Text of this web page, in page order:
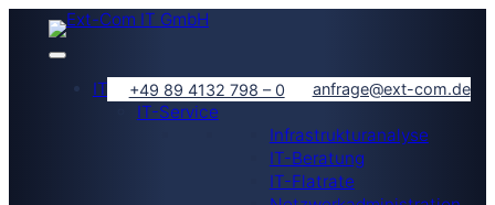
+49 89 4132 798 – 0 anfrage@ext-com.de
IT-Lösungen
IT-Service
Infrastrukturanalyse
IT-Beratung
IT-Flatrate